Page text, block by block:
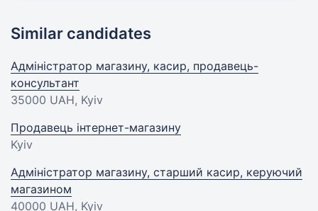
Similar candidates
Адміністратор магазину, касир, продавець-
консультант
35000 UAH, Kyiv
Продавець інтернет-магазину
Kyiv
Адміністратор магазину, старший касир, керуючий
магазином
40000 UAH, Kyiv